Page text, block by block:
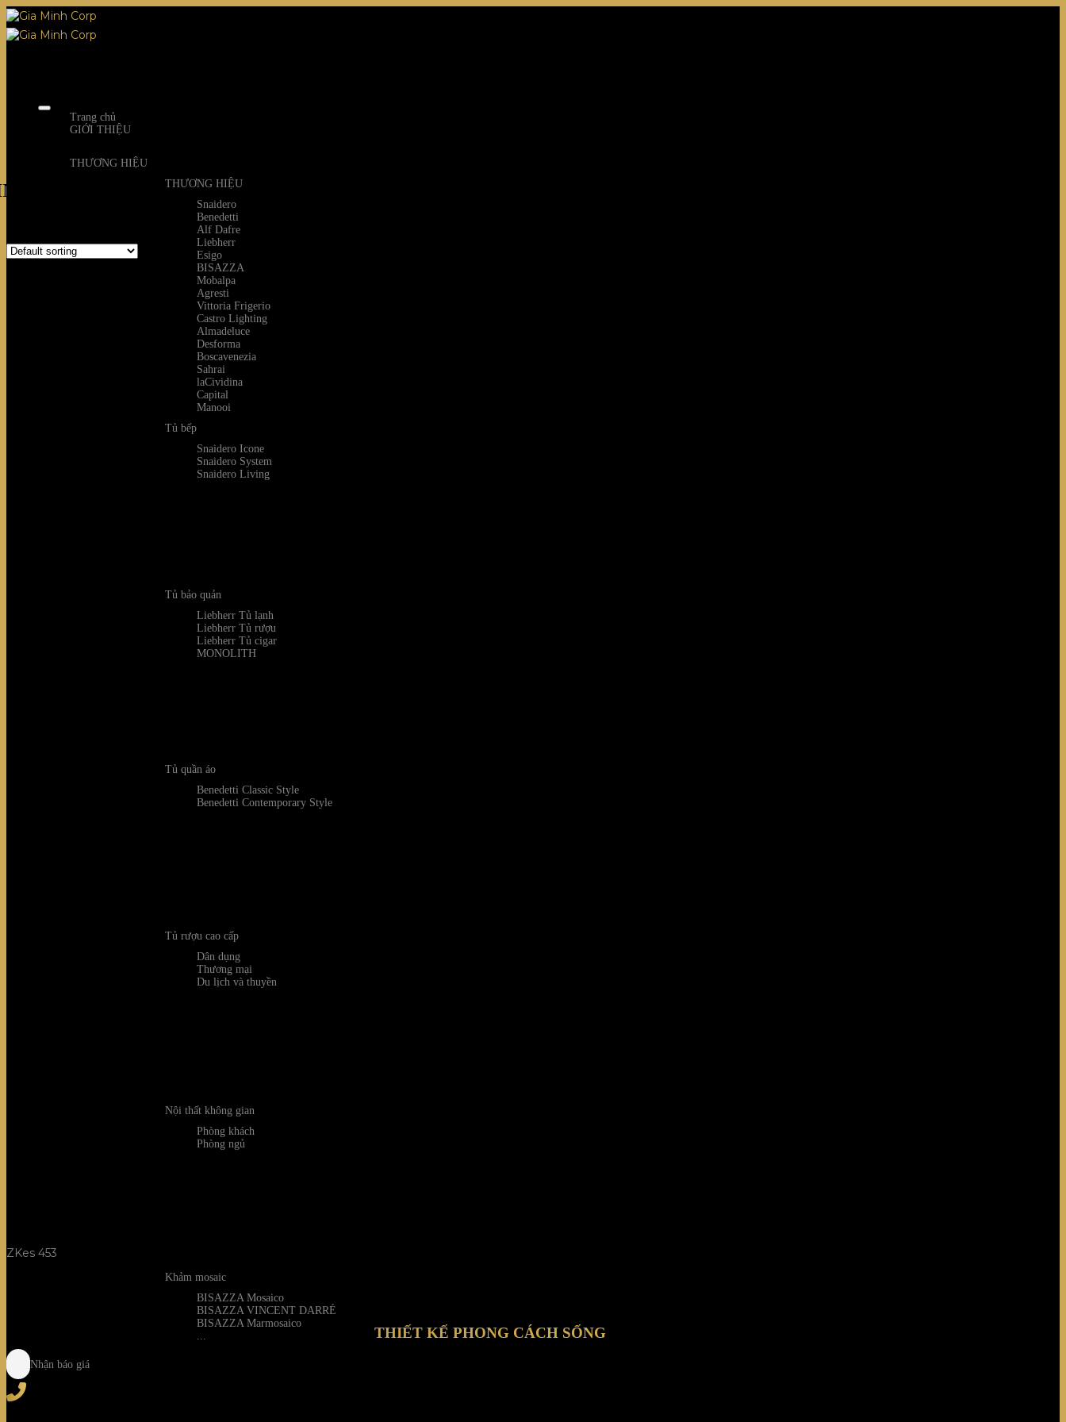
Skip
to
content
Trang chủ
GIỚI THIỆU
THƯƠNG HIỆU
THƯƠNG HIỆU
Snaidero
Benedetti
Alf Dafre
Liebherr
Esigo
BISAZZA
Mobalpa
Agresti
Vittoria Frigerio
Castro Lighting
Almadeluce
Desforma
Boscavenezia
Sahrai
laCividina
Capital
Manooi
Tủ bếp
Snaidero Icone
Snaidero System
Snaidero Living
Tủ bảo quản
Liebherr Tủ lạnh
Liebherr Tủ rượu
Liebherr Tủ cigar
MONOLITH
Tủ quần áo
Benedetti Classic Style
Benedetti Contemporary Style
Tủ rượu cao cấp
Dân dụng
Thương mại
Du lịch và thuyền
Nội thất không gian
Phòng khách
Phòng ngủ
Khảm mosaic
BISAZZA Mosaico
BISAZZA VINCENT DARRÉ
BISAZZA Marmosaico
...
ZKes 453
THIẾT KẾ PHONG CÁCH SỐNG
Nhận báo giá